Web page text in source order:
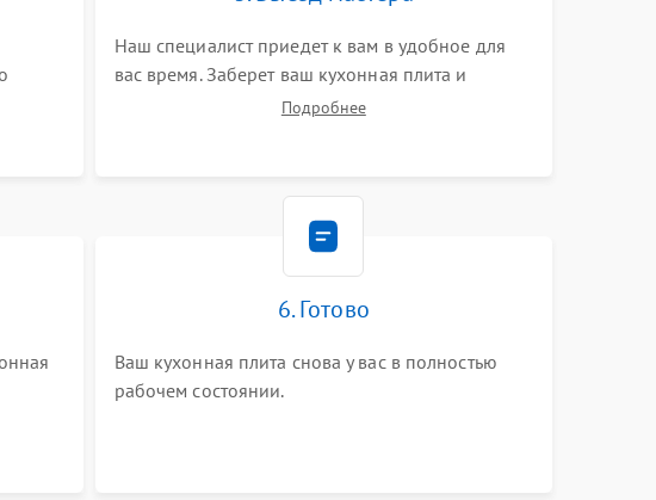
Наш специалист приедет к вам в удобное для
вас время. Заберет ваш кухонная плита и
привезет на склад для диагностики.
Подробнее
6. Готово
Ваш кухонная плита снова у вас в полностью
рабочем состоянии.